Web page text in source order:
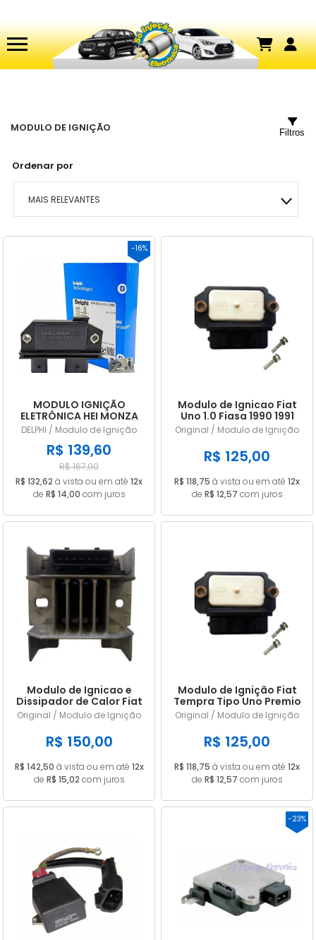
MODULO DE IGNIÇÃO
Ordenar por
MAIS RELEVANTES
MAIS VENDIDOS
MENOR PREÇO
MAIOR PREÇO
A - Z
Filtros
-16%
MODULO IGNIÇÃO
ELETRÔNICA HEI MONZA
1.8 2.0 EFI ORIGINAL
DELPHI 16139379
DELPHI / Modulo de Ignição
R$ 139,60
R$ 167,00
R$ 132,62 à vista ou em até 12x
de R$ 14,00 com juros
Modulo de Ignicao Fiat
Uno 1.0 Fiasa 1990 1991
1992 1993 1994 1995 1996
1997 BKL3BD
Original / Modulo de Ignição
R$ 125,00
R$ 118,75 à vista ou em até 12x
de R$ 12,57 com juros
Modulo de Ignicao e
Dissipador de Calor Fiat
Uno 1.0 Fiasa 1990 1991
1992 1993 1994 1995 1996
1997 BKL3BD
Original / Modulo de Ignição
R$ 150,00
R$ 142,50 à vista ou em até 12x
de R$ 15,02 com juros
Modulo de Ignição Fiat
Tempra Tipo Uno Premio
Elba BKL3BD
Original / Modulo de Ignição
R$ 125,00
R$ 118,75 à vista ou em até 12x
de R$ 12,57 com juros
-23%